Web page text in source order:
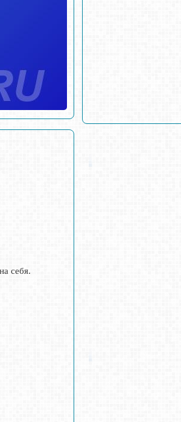
себя.